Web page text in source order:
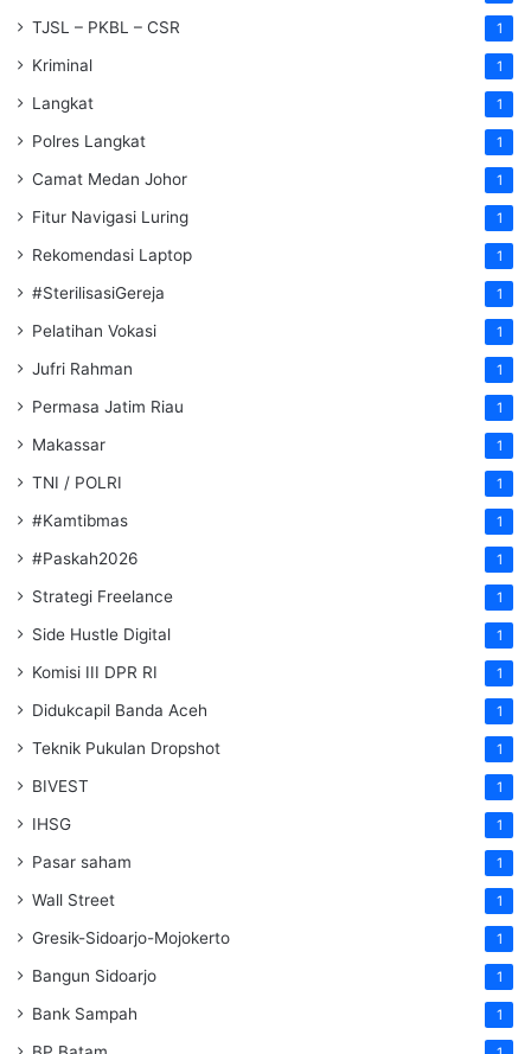
TJSL – PKBL – CSR 1
Kriminal 1
Langkat 1
Polres Langkat 1
Camat Medan Johor 1
Fitur Navigasi Luring 1
Rekomendasi Laptop 1
#SterilisasiGereja 1
Pelatihan Vokasi 1
Jufri Rahman 1
Permasa Jatim Riau 1
Makassar 1
TNI / POLRI 1
#Kamtibmas 1
#Paskah2026 1
Strategi Freelance 1
Side Hustle Digital 1
Komisi III DPR RI 1
Didukcapil Banda Aceh 1
Teknik Pukulan Dropshot 1
BIVEST 1
IHSG 1
Pasar saham 1
Wall Street 1
Gresik-Sidoarjo-Mojokerto 1
Bangun Sidoarjo 1
Bank Sampah 1